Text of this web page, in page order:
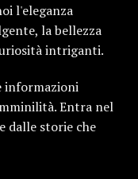
l'eleganza
la bellezza
intriganti.
informazioni
Entra nel
dalle storie che